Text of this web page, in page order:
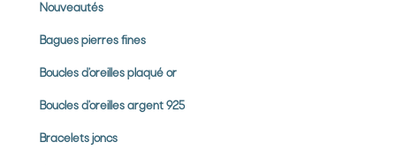
Nouveautés
Bagues pierres fines
Boucles d’oreilles plaqué or
Boucles d’oreilles argent 925
Bracelets joncs